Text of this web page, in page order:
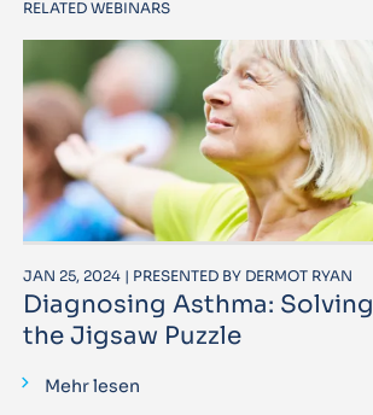
RELATED WEBINARS
JAN 25, 2024 | PRESENTED BY DERMOT RYAN
Diagnosing Asthma: Solving
the Jigsaw Puzzle
Mehr lesen